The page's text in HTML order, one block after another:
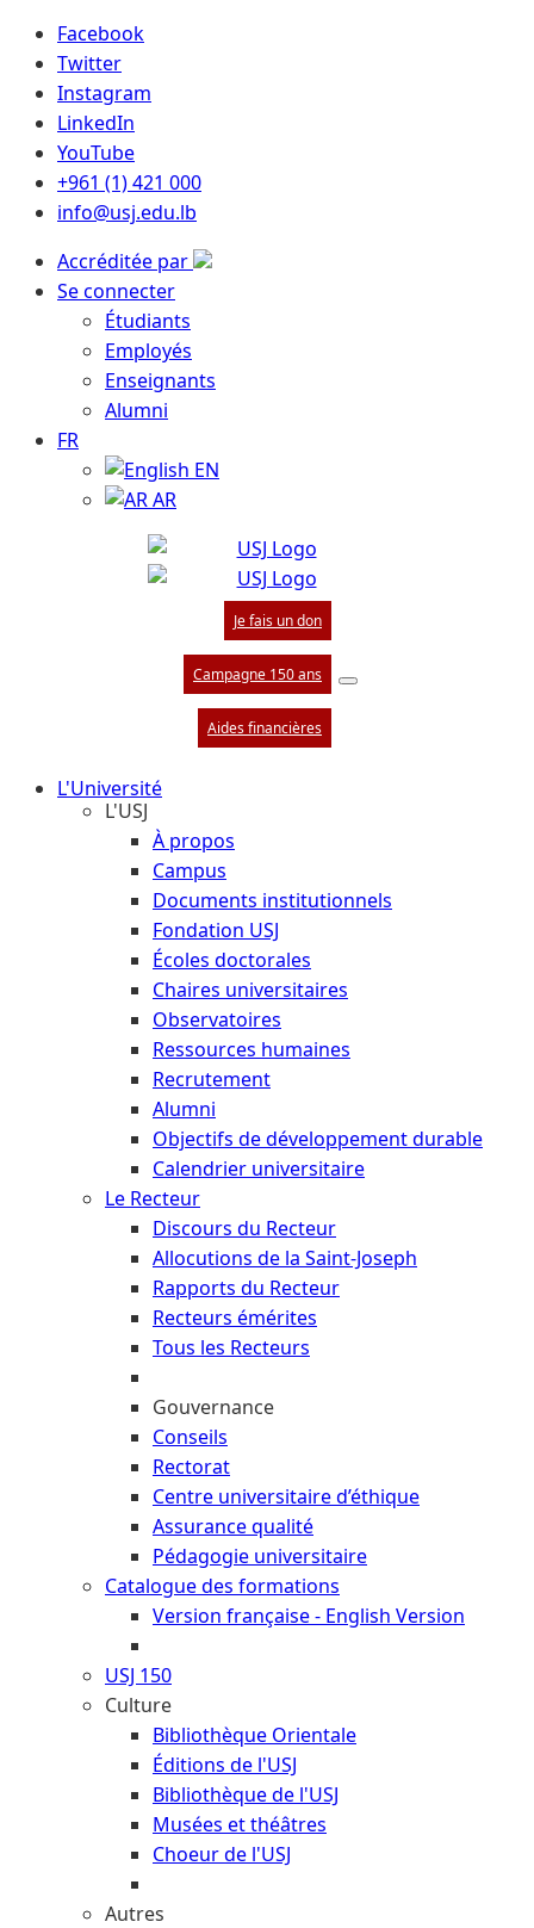
Facebook
Twitter
Instagram
LinkedIn
YouTube
+961 (1) 421 000
info@usj.edu.lb
Accréditée par
Se connecter
Étudiants
Employés
Enseignants
Alumni
FR
EN
AR
Je fais un don
Campagne 150 ans
Aides financières
L'Université
L'USJ
À propos
Campus
Documents institutionnels
Fondation USJ
Écoles doctorales
Chaires universitaires
Observatoires
Ressources humaines
Recrutement
Alumni
Objectifs de développement durable
Calendrier universitaire
Le Recteur
Discours du Recteur
Allocutions de la Saint-Joseph
Rapports du Recteur
Recteurs émérites
Tous les Recteurs
Gouvernance
Conseils
Rectorat
Centre universitaire d’éthique
Assurance qualité
Pédagogie universitaire
Catalogue des formations
Version française - English Version
USJ 150
Culture
Bibliothèque Orientale
Éditions de l'USJ
Bibliothèque de l'USJ
Musées et théâtres
Choeur de l'USJ
Autres